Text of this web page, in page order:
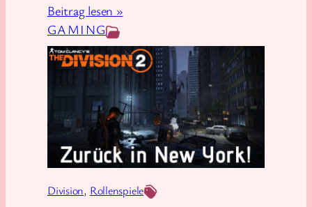
GAMING
Division, Rollenspiele
Beitrag lesen »:
D
i
v
i
s
i
o
2